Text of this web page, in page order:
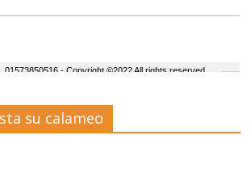
su calameo